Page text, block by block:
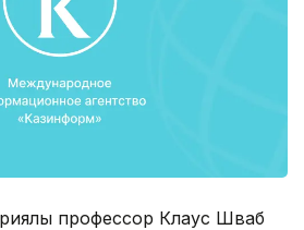
профессор Клаус Шваб